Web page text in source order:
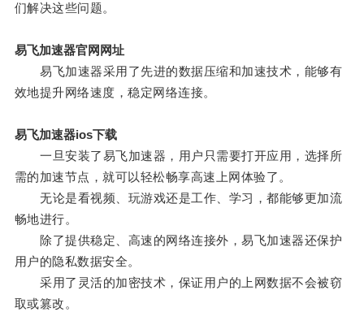
们解决这些问题。
易飞加速器官网网址
易飞加速器采用了先进的数据压缩和加速技术，能够有
效地提升网络速度，稳定网络连接。
易飞加速器ios下载
一旦安装了易飞加速器，用户只需要打开应用，选择所
需的加速节点，就可以轻松畅享高速上网体验了。
无论是看视频、玩游戏还是工作、学习，都能够更加流
畅地进行。
除了提供稳定、高速的网络连接外，易飞加速器还保护
用户的隐私数据安全。
采用了灵活的加密技术，保证用户的上网数据不会被窃
取或篡改。